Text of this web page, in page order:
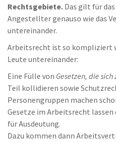
Rechtsgebiete. Das gilt für
Angestellter genauso wie das
untereinander.
Arbeitsrecht ist so kompliziert
Leute untereinander:
Eine Fülle von Gesetzen, die
Teil kollidieren sowie
Personengruppen machen
Gesetze im Arbeitsrecht lassen
für Ausdeutung.
Dazu kommen dann